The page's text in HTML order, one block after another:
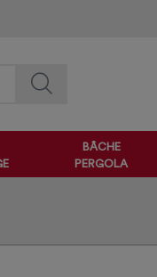
BÂCHE
PERGOLA